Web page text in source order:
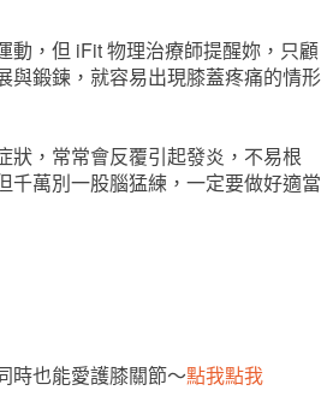
動，但 iFit 物理治療師提醒妳，只顧
與鍛鍊，就容易出現膝蓋疼痛的情形
狀，常常會反覆引起發炎，不易根
千萬別一股腦猛練，一定要做好適當
時也能愛護膝關節～點我點我